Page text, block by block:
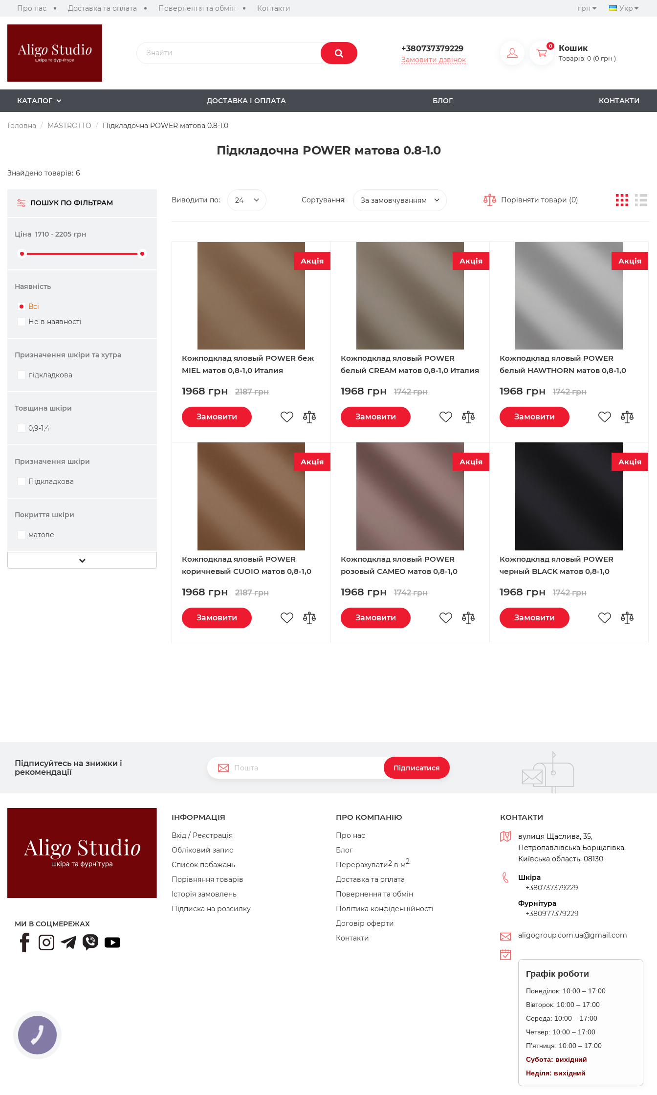
Про нас Доставка та оплата Повернення та обмін Контакти грн Укр
+380737379229
Замовити дзвінок
0 Кошик
Товарів: 0 (0 грн )
КАТАЛОГ ДОСТАВКА І ОПЛАТА БЛОГ КОНТАКТИ
Головна MASTROTTO Підкладочна POWER матова 0.8-1.0
Підкладочна POWER матова 0.8-1.0
Знайдено товарів: 6
ПОШУК ПО ФІЛЬТРАМ
Ціна 1710 - 2205 грн
Наявність
Всі
Не в наявності
Призначення шкіри та хутра
підкладкова
Товщина шкіри
0,9-1,4
Призначення шкіри
Підкладкова
Покриття шкіри
матове
Виводити по: 24 Сортування: За замовчуванням Порівняти товари (0)
Акція
Кожподклад яловый POWER беж
MIEL матов 0,8-1,0 Италия
1968 грн 2187 грн
Замовити
Акція
Кожподклад яловый POWER
белый CREAM матов 0,8-1,0 Италия
1968 грн 1742 грн
Замовити
Акція
Кожподклад яловый POWER
белый HAWTHORN матов 0,8-1,0
1968 грн 1742 грн
Замовити
Акція
Кожподклад яловый POWER
коричневый CUOIO матов 0,8-1,0
1968 грн 2187 грн
Замовити
Акція
Кожподклад яловый POWER
розовый CAMEO матов 0,8-1,0
1968 грн 1742 грн
Замовити
Акція
Кожподклад яловый POWER
черный BLACK матов 0,8-1,0
1968 грн 1742 грн
Замовити
Підписуйтесь на знижки і
рекомендації
Підписатися
МИ В СОЦМЕРЕЖАХ
ІНФОРМАЦІЯ
Вхід / Реєстрація
Обліковий запис
Список побажань
Порівняння товарів
Історія замовлень
Підписка на розсилку
ПРО КОМПАНІЮ
Про нас
Блог
Перерахувати2 в м2
Доставка та оплата
Повернення та обмін
Політика конфіденційності
Договір оферти
Контакти
КОНТАКТИ
вулиця Щаслива, 35,
Петропавлівська Борщагівка,
Київська область, 08130
Шкіра
+380737379229
Фурнітура
+380977379229
aligogroup.com.ua@gmail.com
Графік роботи
Понеділок: 10:00 – 17:00
Вівторок: 10:00 – 17:00
Середа: 10:00 – 17:00
Четвер: 10:00 – 17:00
П’ятниця: 10:00 – 17:00
Субота: вихідний
Неділя: вихідний
КНОПКА
ЗВ'ЯЗКУ